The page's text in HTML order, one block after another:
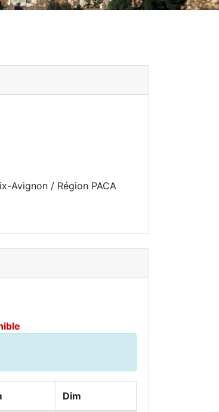
Avignon / Région PACA
Dim